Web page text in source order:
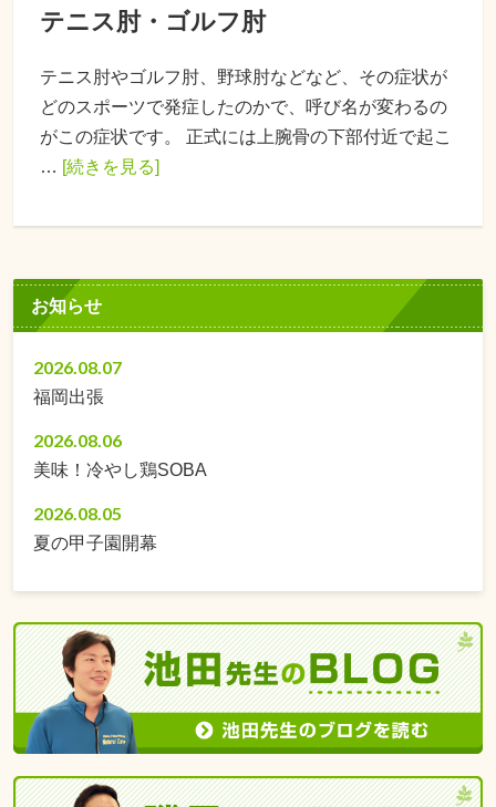
テニス肘・ゴルフ肘
テニス肘やゴルフ肘、野球肘などなど、その症状が
どのスポーツで発症したのかで、呼び名が変わるの
がこの症状です。 正式には上腕骨の下部付近で起こ
… [続きを見る]
お知らせ
2026.08.07
福岡出張
2026.08.06
美味！冷やし鶏SOBA
2026.08.05
夏の甲子園開幕